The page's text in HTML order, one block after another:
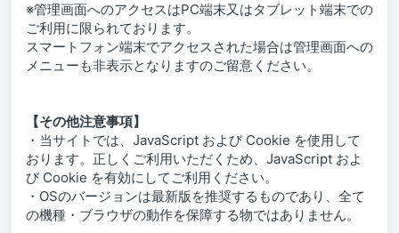
※管理画面へのアクセスはPC端末又はタブレット端末での
ご利用に限られております。
スマートフォン端末でアクセスされた場合は管理画面への
メニューも非表示となりますのご留意ください。
【その他注意事項】
・当サイトでは、JavaScript および Cookie を使用して
おります。正しくご利用いただくため、JavaScript およ
び Cookie を有効にしてご利用ください。
・OSのバージョンは最新版を推奨するものであり、全て
の機種・ブラウザの動作を保障する物ではありません。